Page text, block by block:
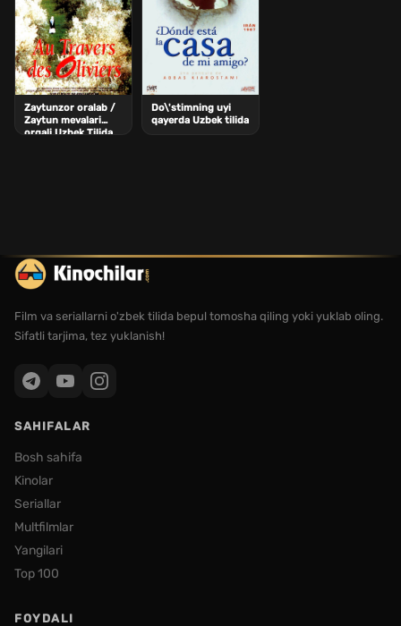
Zaytunzor oralab /
Zaytun mevalari
orqali Uzbek Tilida
Do\'stimning uyi
qayerda Uzbek tilida
Film va seriallarni o'zbek tilida bepul tomosha qiling yoki yuklab oling.
Sifatli tarjima, tez yuklanish!
SAHIFALAR
Bosh sahifa
Kinolar
Seriallar
Multfilmlar
Yangilari
Top 100
FOYDALI